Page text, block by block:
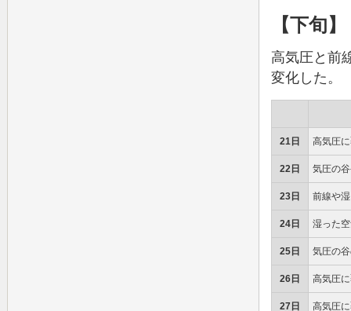
【下旬】
高気圧と前
変化した。
21日 高気圧
22日 気圧の
23日 前線や
24日 湿った
25日 気圧の
26日 高気圧
27日 高気圧